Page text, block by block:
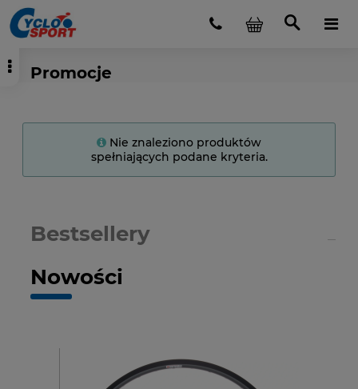
Promocje
Nie znaleziono produktów
spełniających podane kryteria.
Nowości
Bestsellery